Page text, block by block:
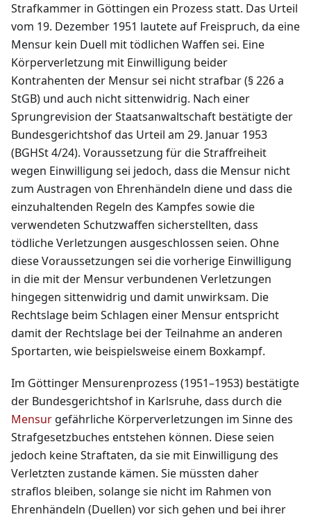
Strafkammer in Göttingen ein Prozess statt. Das Urteil
vom 19. Dezember 1951 lautete auf Freispruch, da eine
Mensur kein Duell mit tödlichen Waffen sei. Eine
Körperverletzung mit Einwilligung beider
Kontrahenten der Mensur sei nicht strafbar (§ 226 a
StGB) und auch nicht sittenwidrig. Nach einer
Sprungrevision der Staatsanwaltschaft bestätigte der
Bundesgerichtshof das Urteil am 29. Januar 1953
(BGHSt 4/24). Voraussetzung für die Straffreiheit
wegen Einwilligung sei jedoch, dass die Mensur nicht
zum Austragen von Ehrenhändeln diene und dass die
einzuhaltenden Regeln des Kampfes sowie die
verwendeten Schutzwaffen sicherstellten, dass
tödliche Verletzungen ausgeschlossen seien. Ohne
diese Voraussetzungen sei die vorherige Einwilligung
in die mit der Mensur verbundenen Verletzungen
hingegen sittenwidrig und damit unwirksam. Die
Rechtslage beim Schlagen einer Mensur entspricht
damit der Rechtslage bei der Teilnahme an anderen
Sportarten, wie beispielsweise einem Boxkampf.
Im Göttinger Mensurenprozess (1951–1953) bestätigte
der Bundesgerichtshof in Karlsruhe, dass durch die
Mensur gefährliche Körperverletzungen im Sinne des
Strafgesetzbuches entstehen können. Diese seien
jedoch keine Straftaten, da sie mit Einwilligung des
Verletzten zustande kämen. Sie müssten daher
straflos bleiben, solange sie nicht im Rahmen von
Ehrenhändeln (Duellen) vor sich gehen und bei ihrer